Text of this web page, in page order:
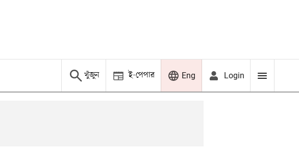
খুঁজুন ই-পেপার Eng Login